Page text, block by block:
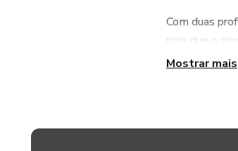
Com duas
para que o
ministrantes
Mostrar mais